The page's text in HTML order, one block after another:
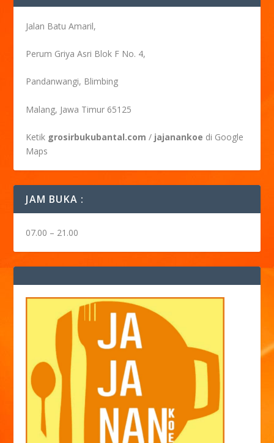
Jalan Batu Amaril,
Perum Griya Asri Blok F No. 4,
Pandanwangi, Blimbing
Malang, Jawa Timur 65125
Ketik grosirbukubantal.com / jajanankoe di Google
Maps
JAM BUKA :
07.00 – 21.00